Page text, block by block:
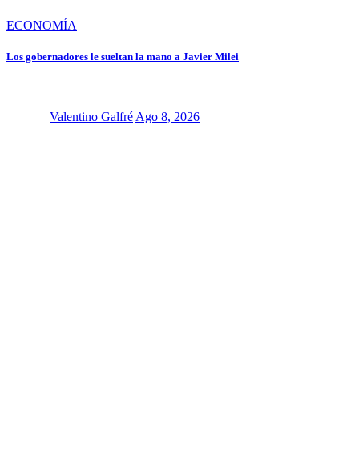
ECONOMÍA
Los gobernadores le sueltan la mano a Javier Milei
Valentino Galfré Ago 8, 2026